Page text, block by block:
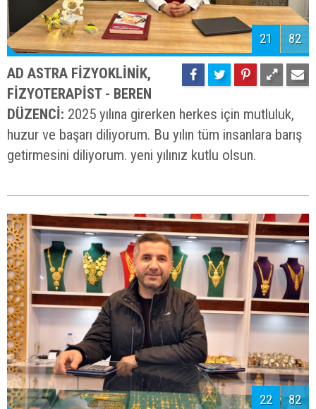
21 82
AD ASTRA FİZYOKLİNİK,
FİZYOTERAPİST - BEREN
DÜZENCİ: 2025 yılına girerken herkes için mutluluk,
huzur ve başarı diliyorum. Bu yılın tüm insanlara barış
getirmesini diliyorum. yeni yılınız kutlu olsun.
22 82